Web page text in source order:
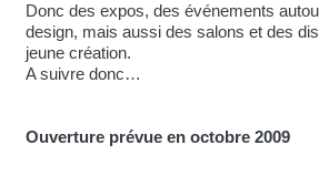
Donc des expos, des événements
design, mais aussi des salons et des
jeune création.
A suivre donc…
Ouverture prévue en octobre 2009